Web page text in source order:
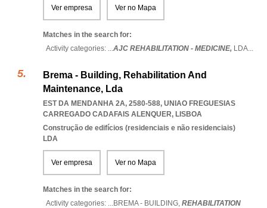
Ver empresa Ver no Mapa
Matches in the search for:
Activity categories: ...AJC REHABILITATION - MEDICINE, LDA...
Brema - Building, Rehabilitation And
Maintenance, Lda
EST DA MENDANHA 2A, 2580-588, UNIAO FREGUESIAS
CARREGADO CADAFAIS ALENQUER, LISBOA
Construção de edifícios (residenciais e não residenciais)
LDA
Ver empresa Ver no Mapa
Matches in the search for:
Activity categories: ...BREMA - BUILDING, REHABILITATION